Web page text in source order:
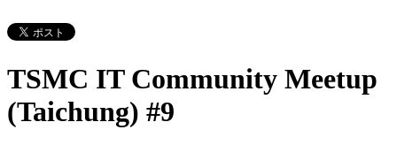
TSMC IT Community Meetup
(Taichung) #9